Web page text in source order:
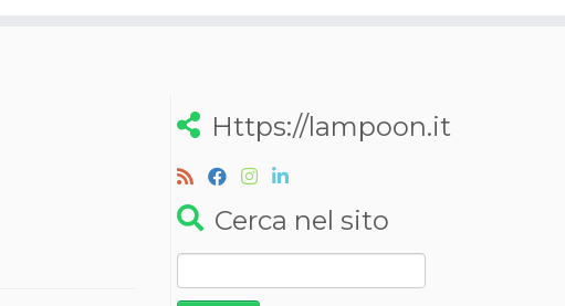
Https://lampoon.it
Cerca nel sito
per: